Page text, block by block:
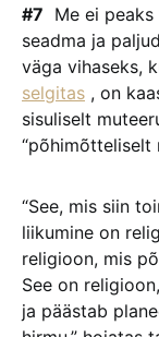
#7 Me ei peaks
seadma ja
väga vihaseks,
selgitas , on
sisuliselt
“põhimõtteliselt
“See, mis siin
liikumine on
religioon, mis
See on
ja päästab